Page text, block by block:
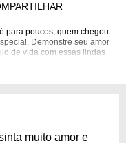
para poucos, quem chegou
Demonstre seu amor
de vida com essas lindas
muito amor e